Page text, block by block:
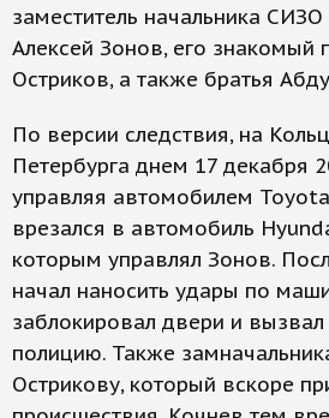
заместитель начальника
Алексей Зонов, его знакомый
Остриков, а также братья
По версии следствия, на
Петербурга днем 17 декабря
управляя автомобилем
врезался в автомобиль
которым управлял Зонов.
начал наносить удары по
заблокировал двери и
полицию. Также
Острикову, который вскоре